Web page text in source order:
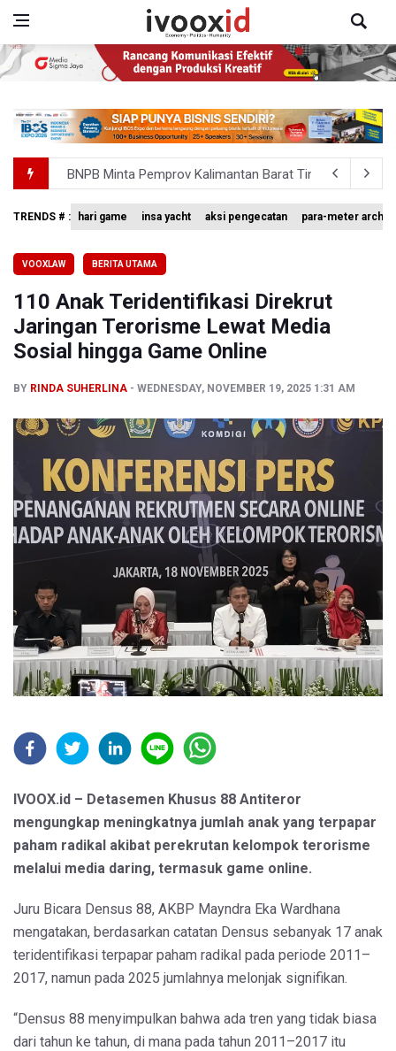
BNPB Minta Pemprov Kalimantan Barat Tinjau Kembali
Kemensos Targetkan 150 Ribu Siswa Masuk Program
Tim 9 Kejagung Periksa Febrie Adransayah sebagai
BPIP: Satu Siswa Sekolah Rakyat Jadi Calon Paskibraka
TRENDS # : hari game insa yacht aksi pengecatan para-meter
VOOXLAW BERITA UTAMA
110 Anak Teridentifikasi Direkrut
Jaringan Terorisme Lewat Media
Sosial hingga Game Online
BY RINDA SUHERLINA WEDNESDAY, NOVEMBER 19, 2025 1:31 AM
IVOOX.id – Detasemen Khusus 88 Antiteror
mengungkap meningkatnya jumlah anak yang terpapar
paham radikal akibat perekrutan kelompok terorisme
melalui media daring, termasuk game online.
Juru Bicara Densus 88, AKBP Mayndra Eka Wardhana
mengatakan, berdasarkan catatan Densus sebanyak 17 anak
teridentifikasi terpapar paham radikal pada periode 2011–
2017, namun pada 2025 jumlahnya melonjak signifikan.
“Densus 88 menyimpulkan bahwa ada tren yang tidak biasa
dari tahun ke tahun, di mana pada tahun 2011–2017 itu